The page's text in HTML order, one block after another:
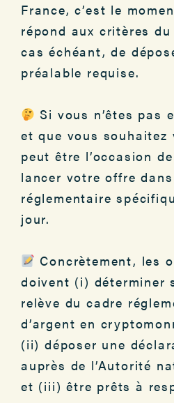
France, c’est le
répond aux critères
cas échéant, de
préalable requise.
Si vous n’êtes pas
et que vous souhaitez
peut être l’occasion
lancer votre offre
réglementaire
jour.
Concrètement, les
doivent (i) déterminer
relève du cadre
d’argent en
(ii) déposer une
auprès de l’Autorité
et (iii) être prêts à